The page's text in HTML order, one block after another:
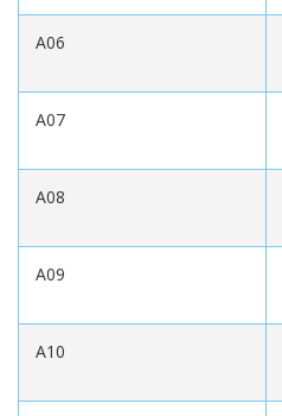
A06
A07
A08
A09
A10